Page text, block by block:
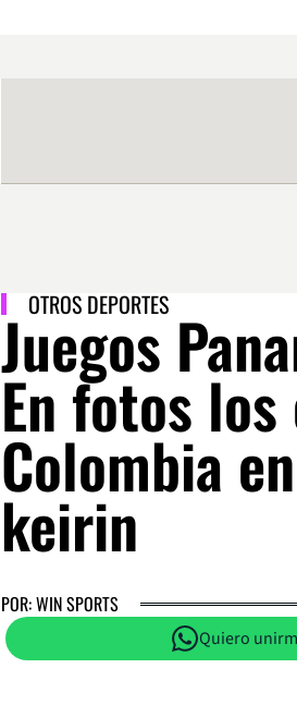
OTROS DEPORTES
Juegos
En fotos
Colombia
keirin
POR: WIN SPORTS
Quiero